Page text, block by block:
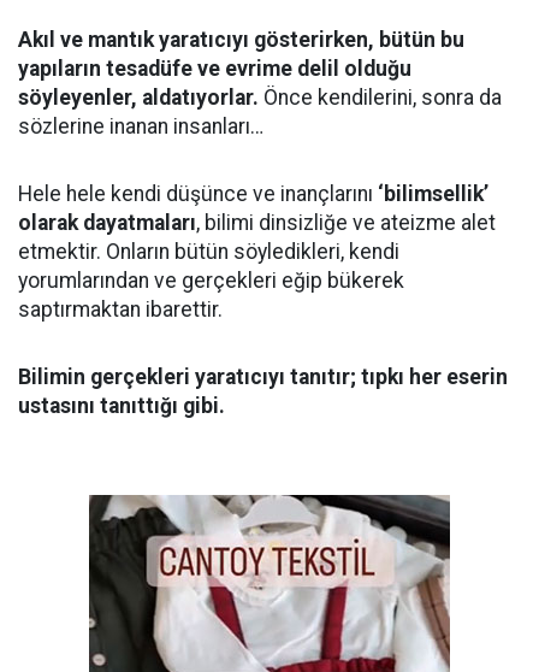
Akıl ve mantık yaratıcıyı gösterirken, bütün bu
yapıların tesadüfe ve evrime delil olduğu
söyleyenler, aldatıyorlar. Önce kendilerini, sonra da
sözlerine inanan insanları…
Hele hele kendi düşünce ve inançlarını ‘bilimsellik’
olarak dayatmaları, bilimi dinsizliğe ve ateizme alet
etmektir. Onların bütün söyledikleri, kendi
yorumlarından ve gerçekleri eğip bükerek
saptırmaktan ibarettir.
Bilimin gerçekleri yaratıcıyı tanıtır; tıpkı her eserin
ustasını tanıttığı gibi.